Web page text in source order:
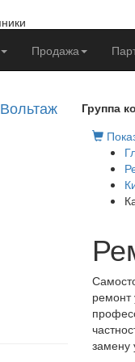
Продажа
Группа
ремонт
замену